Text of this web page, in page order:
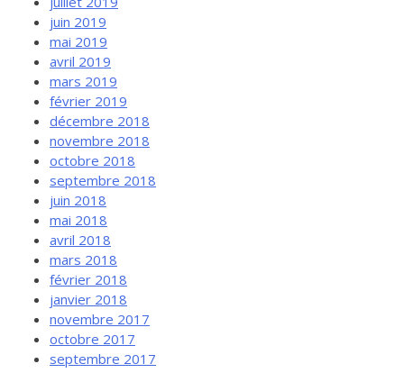
juin 2019
mai 2019
avril 2019
mars 2019
février 2019
décembre 2018
novembre 2018
octobre 2018
septembre 2018
juin 2018
mai 2018
avril 2018
mars 2018
février 2018
janvier 2018
novembre 2017
octobre 2017
septembre 2017